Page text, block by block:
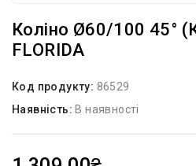
Коліно Ø60/100 45°
FLORIDA
Код продукту: 86529
Наявність: В наявності